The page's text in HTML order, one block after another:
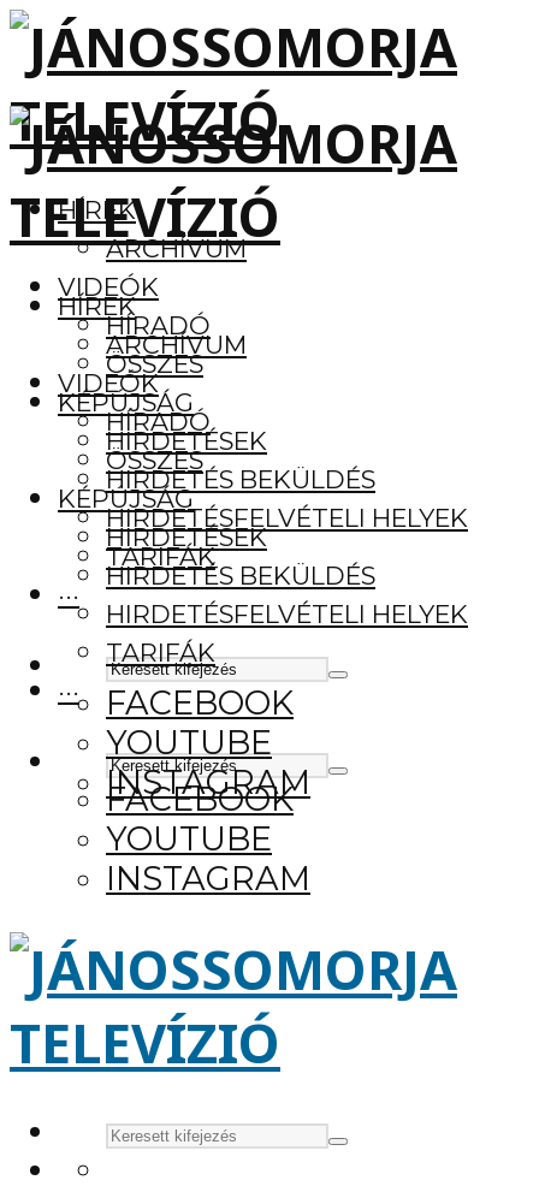
HÍREK
ARCHÍVUM
VIDEÓK
HÍRADÓ
ÖSSZES
KÉPÚJSÁG
HIRDETÉSEK
HIRDETÉS BEKÜLDÉS
HIRDETÉSFELVÉTELI HELYEK
TARIFÁK
···
FACEBOOK
YOUTUBE
INSTAGRAM
HÍREK
ARCHÍVUM
VIDEÓK
HÍRADÓ
ÖSSZES
KÉPÚJSÁG
HIRDETÉSEK
HIRDETÉS BEKÜLDÉS
HIRDETÉSFELVÉTELI HELYEK
TARIFÁK
···
FACEBOOK
YOUTUBE
INSTAGRAM